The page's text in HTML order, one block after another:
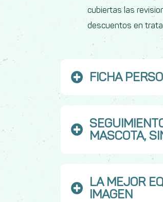
cubiertas las
descuentos en
FICHA
MASCOTA,
LA MEJOR
IMAGEN